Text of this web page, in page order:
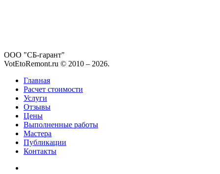
ООО "СБ-гарант"
VotEtoRemont.ru © 2010 – 2026.
Главная
Расчет стоимости
Услуги
Отзывы
Цены
Выполненные работы
Мастера
Публикации
Контакты